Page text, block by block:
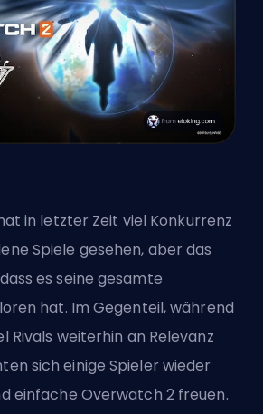
in letzter Zeit viel Konkurrenz
Spiele gesehen, aber das
es seine gesamte
hat. Im Gegenteil, während
Rivals weiterhin an Relevanz
sich einige Spieler wieder
einfache Overwatch 2 freuen.